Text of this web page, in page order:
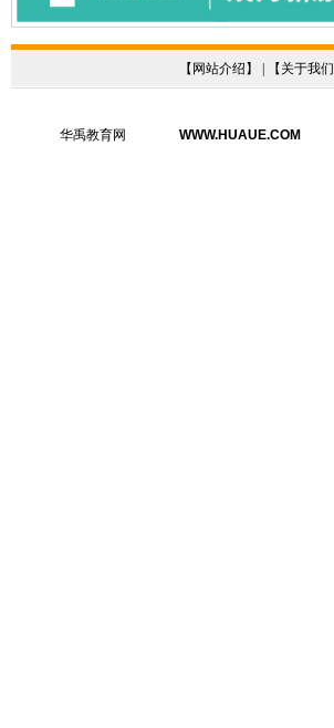
【 网站介绍 】 | 【 关于我们
华禹教育网 WWW.HUAUE.COM